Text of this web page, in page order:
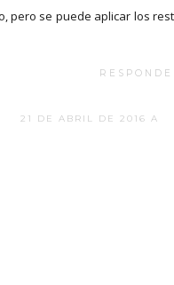
pero se puede aplicar los
21 DE ABRIL DE 2016 A